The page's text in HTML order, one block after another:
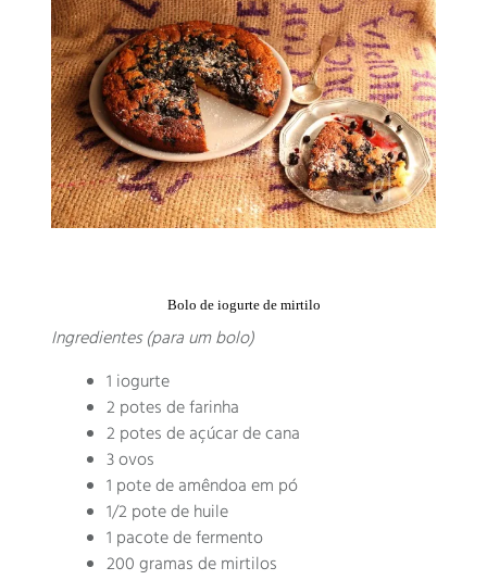
Bolo de iogurte de mirtilo
Ingredientes (para um bolo)
1 iogurte
2 potes de farinha
2 potes de açúcar de cana
3 ovos
1 pote de amêndoa em pó
1/2 pote de huile
1 pacote de fermento
200 gramas de mirtilos